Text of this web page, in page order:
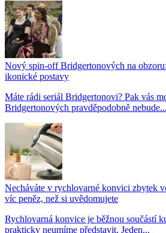
Nový spin-off Bridgertonových na
ikonické postavy
Máte rádi seriál Bridgertonovi? Pak vás
Bridgertonových pravděpodobně nebude...
Necháváte v rychlovarné konvici zbytek
víc peněz, než si uvědomujete
Rychlovarná konvice je běžnou součástí
prakticky neumíme představit. Jeden...